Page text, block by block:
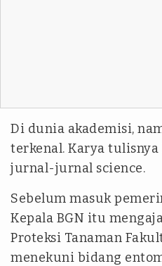
Di dunia akademisi,
terkenal. Karya
jurnal-jurnal science.
Sebelum masuk
Kepala BGN itu
Proteksi Tanaman
menekuni bidang